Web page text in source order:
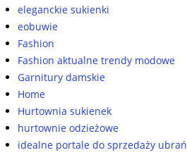
eleganckie sukienki
eobuwie
Fashion
Fashion aktualne trendy modowe
Garnitury damskie
Home
Hurtownia sukienek
hurtownie odzieżowe
idealne portale do sprzedaży ubrań